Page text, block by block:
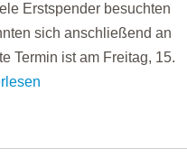
Erstspender besuchten
sich anschließend an
Termin ist am Freitag, 15.